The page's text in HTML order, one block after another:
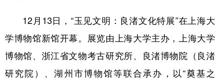
12月13日，“玉见文明：良渚文化特展”在上海大
学博物馆新馆开幕。展览由上海大学主办，上海大学
博物馆、浙江省文物考古研究所、良渚博物院（良渚
研究院）、湖州市博物馆等联合承办，以“奠基之